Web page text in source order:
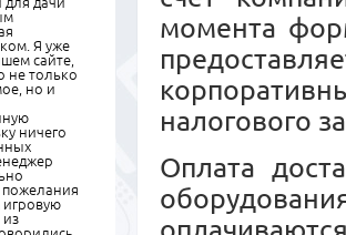
момента
налогового
Оплата
Я уже
сайте,
не только
но и
ничего
из